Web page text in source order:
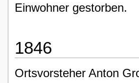
Einwohner gestorben.
1846
Ortsvorsteher Anton